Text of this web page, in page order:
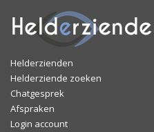
Helderzienden
Helderziende zoeken
Chatgesprek
Afspraken
Login account